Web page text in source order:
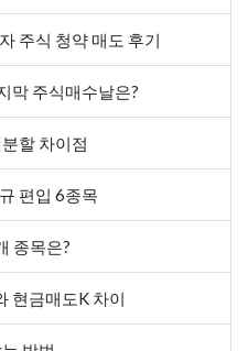
주식 청약 매도 후기
막 주식매수날은?
할 차이점
편입 6종목
종목은?
현금매도K 차이